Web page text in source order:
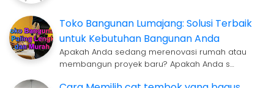
Toko Bangunan Lumajang: Solusi Terbaik
untuk Kebutuhan Bangunan Anda
Apakah Anda sedang merenovasi rumah atau
membangun proyek baru? Apakah Anda s…